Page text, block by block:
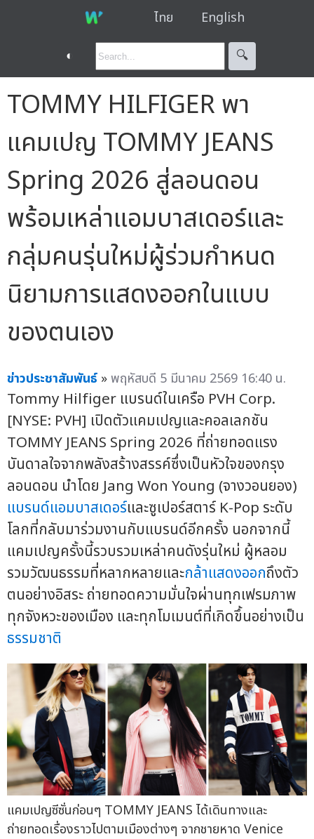
ไทย English
◐ 🔍︎
TOMMY HILFIGER พา
แคมเปญ TOMMY JEANS
Spring 2026 สู่ลอนดอน
พร้อมเหล่าแอมบาสเดอร์และ
กลุ่มคนรุ่นใหม่ผู้ร่วมกำหนด
นิยามการแสดงออกในแบบ
ของตนเอง
ข่าวประชาสัมพันธ์ »พฤหัสบดี 5 มีนาคม 2569 16:40 น.
Tommy Hilfiger แบรนด์ในเครือ PVH Corp.
[NYSE: PVH] เปิดตัวแคมเปญและคอลเลกชัน
TOMMY JEANS Spring 2026 ที่ถ่ายทอดแรง
บันดาลใจจากพลังสร้างสรรค์ซึ่งเป็นหัวใจของกรุง
ลอนดอน นำโดย Jang Won Young (จางวอนยอง)
แบรนด์แอมบาสเดอร์และซูเปอร์สตาร์ K-Pop ระดับ
โลกที่กลับมาร่วมงานกับแบรนด์อีกครั้ง นอกจากนี้
แคมเปญครั้งนี้รวบรวมเหล่าคนดังรุ่นใหม่ ผู้หลอม
รวมวัฒนธรรมที่หลากหลายและกล้าแสดงออกถึงตัว
ตนอย่างอิสระ ถ่ายทอดความมั่นใจผ่านทุกเฟรมภาพ
ทุกจังหวะของเมือง และทุกโมเมนต์ที่เกิดขึ้นอย่างเป็น
ธรรมชาติ
แคมเปญซีซั่นก่อนๆ TOMMY JEANS ได้เดินทางและ
ถ่ายทอดเรื่องราวไปตามเมืองต่างๆ จากชายหาด Venice